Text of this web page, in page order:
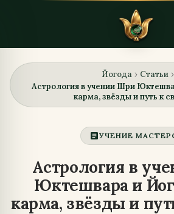
Йогода › Статьи ›
Астрология в учении Шри
карма, звёзды и путь к
articleУЧЕНИЕ
Астрология в
Юктешвара и
карма, звёзды и